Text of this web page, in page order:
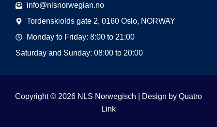
info@nlsnorwegian.no
Tordenskiolds gate 2, 0160 Oslo, NORWAY
Monday to Friday: 8:00 to 21:00
Saturday and Sunday: 08:00 to 20:00
Copyright © 2026 NLS Norwegisch | Design by Quatro
Link